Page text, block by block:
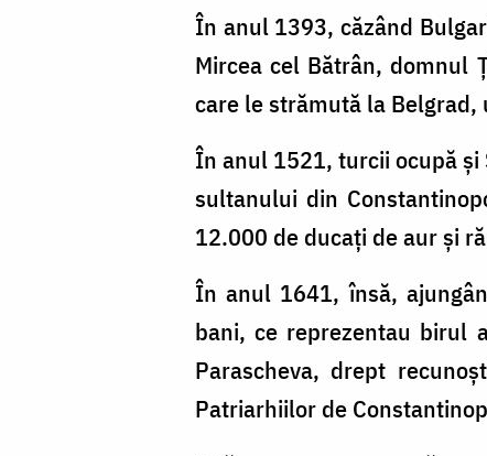
În anul 1393, căzând
Mircea cel Bătrân, domnul
care le strămută la Belgrad,
În anul 1521, turcii ocupă și
sultanului din
12.000 de ducați de aur și
În anul 1641, însă,
bani, ce reprezentau birul
Parascheva, drept
Patriarhiilor de